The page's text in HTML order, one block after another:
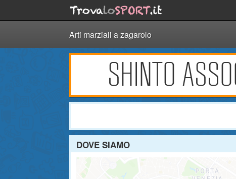
Arti marziali a zagarolo
SHINTO
DOVE SIAMO